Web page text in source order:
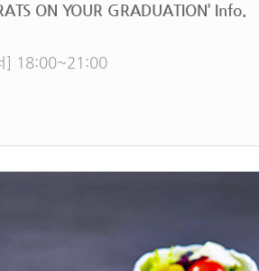
ON YOUR GRADUATION’ Info.
] 18:00~21:00